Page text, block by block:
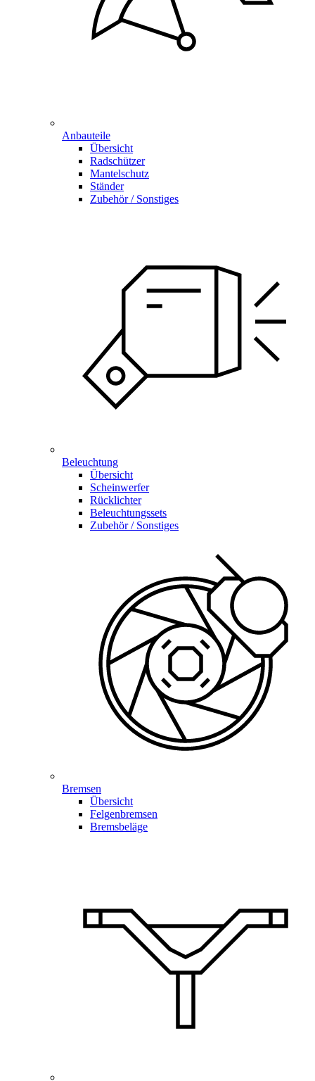
Anbauteile
Übersicht
Radschützer
Mantelschutz
Ständer
Zubehör / Sonstiges
Beleuchtung
Übersicht
Scheinwerfer
Rücklichter
Beleuchtungssets
Zubehör / Sonstiges
Bremsen
Übersicht
Felgenbremsen
Bremsbeläge